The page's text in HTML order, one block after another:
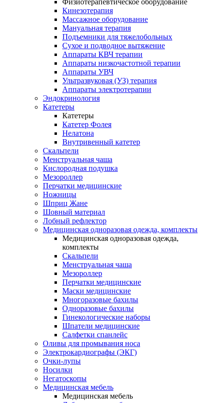
Физиотерапевтическое оборудование
Кинезотерапия
Массажное оборудование
Мануальная терапия
Подъемники для тяжелобольных
Сухое и подводное вытяжение
Аппараты КВЧ терапии
Аппараты низкочастотной терапии
Аппараты УВЧ
Ультразвуковая (УЗ) терапия
Аппараты электротерапии
Эндокринология
Катетеры
Катетеры
Катетер Фолея
Нелатона
Внутривенный катетер
Скальпели
Менструальная чаша
Кислородная подушка
Мезороллер
Перчатки медицинские
Ножницы
Шприц Жане
Шовный материал
Лобный рефлектор
Медицинская одноразовая одежда, комплекты
Медицинская одноразовая одежда,
комплекты
Скальпели
Менструальная чаша
Мезороллер
Перчатки медицинские
Маски медицинские
Многоразовые бахилы
Одноразовые бахилы
Гинекологические наборы
Шпатели медицинские
Салфетки спанлейс
Оливы для промывания носа
Электрокардиографы (ЭКГ)
Очки-лупы
Носилки
Негатоскопы
Медицинская мебель
Медицинская мебель